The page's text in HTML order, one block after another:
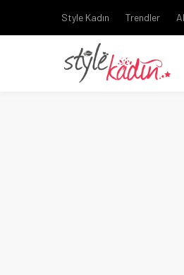
Style Kadın Trendler